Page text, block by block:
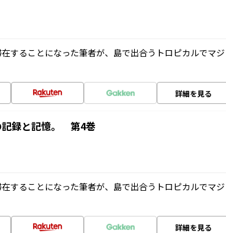
することになった筆者が、島で出合うトロピカルでマジ
詳細を見る
録と記憶。 第4巻
することになった筆者が、島で出合うトロピカルでマジ
詳細を見る